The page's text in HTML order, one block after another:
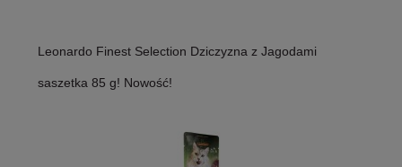
Leonardo Finest Selection Dziczyzna z Jagodami
saszetka 85 g! Nowość!